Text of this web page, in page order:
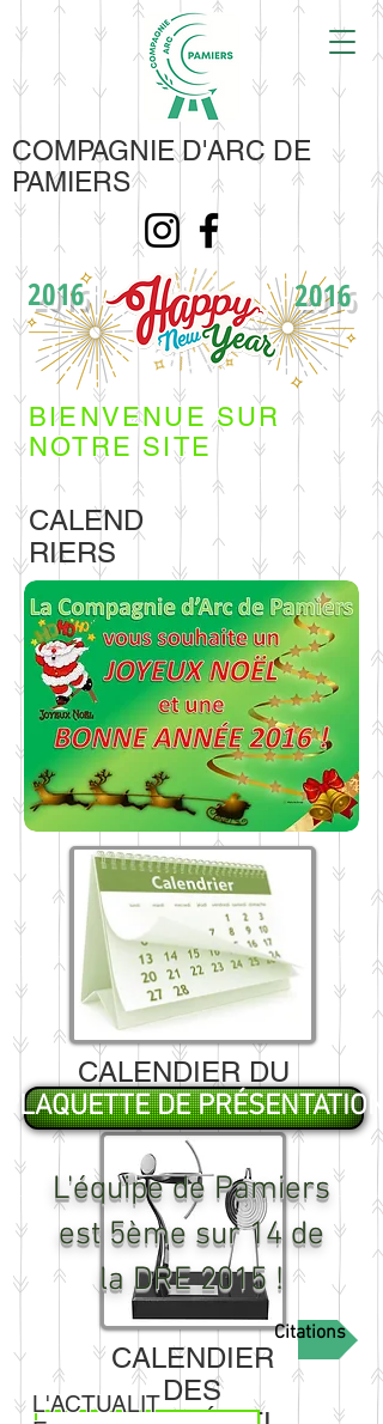
COMPAGNIE D'ARC DE
PAMIERS
2016 2016
BIENVENUE SUR
NOTRE SITE
CALEND
RIERS
CALENDIER DU
CLUB
CALENDIER
DES
L'ACTUALIT
Citations
L'équipe de Pamiers
est 5ème sur 14 de
la DRE 2015 !
PLAQUETTE DE PRÉSENTATION